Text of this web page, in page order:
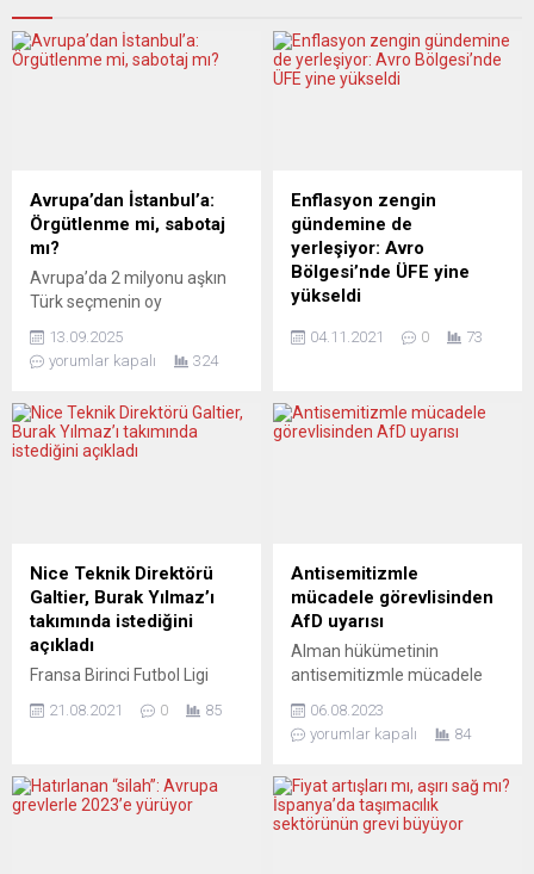
Avrupa’dan İstanbul’a:
Örgütlenme mi, sabotaj
mı?
Avrupa’da 2 milyonu aşkın
Türk seçmenin oy
demokratların en büyük
kozuydu. Ancak CHP’nin
2012’den bu yana yaşanan
çalkantılar, “yeni yapılanma”
kayyum krizinin taşlarının
yıllar önce Avrupa’da
döşenmiş olması tesadüf
mü? CHP Birlikleri
Almanya’da bundan...
13.09.2025
yorumlar kapalı
324
Enflasyon zengin
gündemine de
yerleşiyor: Avro
Bölgesi’nde ÜFE yine
yükseldi
Fiyat Endeksi (ÜFE), eylülde
Dairesi (Eurostat), Avrupa
Birliği (AB) ve Avro
oranında, geçen yılın aynı
dönemine göre de yüzde
16,2 oranında...
04.11.2021 0 73
Nice Teknik Direktörü
Galtier, Burak Yılmaz’ı
takımında istediğini
açıkladı
Fransa Birinci Futbol Ligi
teknik direktörü Christophe
ve Montpellier’in oyuncusu
Andy Delort’ı takımında
21.08.2021 0 85
Antisemitizmle
mücadele görevlisinden
AfD uyarısı
Alman hükümetinin
antisemitizmle mücadele
popülist AfD partisinin
yükselişinden endişe
hükümetinin Yahudi
düşmanlığıyla mücadele
06.08.2023
yorumlar kapalı
84